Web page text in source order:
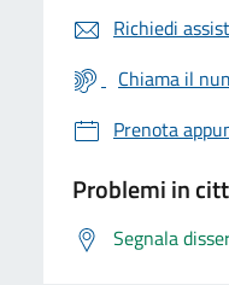
Richiedi
Chiama il
Prenota
Problemi in
Segnala